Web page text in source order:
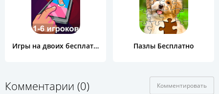
Игры на двоих бесплатно Пазлы Бесплатно
Комментарии (0) Комментировать